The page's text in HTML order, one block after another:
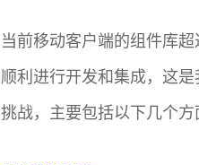
当前移动客户端的组件库
顺利进行开发和集成，这
挑战，主要包括以下几个方